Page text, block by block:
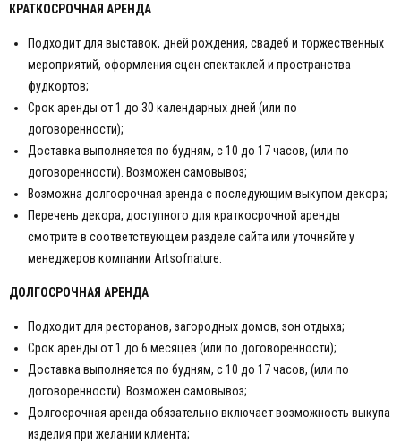
КРАТКОСРОЧНАЯ АРЕНДА
Подходит для выставок, дней рождения, свадеб и торжественных
мероприятий, оформления сцен спектаклей и пространства
фудкортов;
Срок аренды от 1 до 30 календарных дней (или по
договоренности);
Доставка выполняется по будням, с 10 до 17 часов, (или по
договоренности). Возможен самовывоз;
Возможна долгосрочная аренда с последующим выкупом декора;
Перечень декора, доступного для краткосрочной аренды
смотрите в соответствующем разделе сайта или уточняйте у
менеджеров компании Artsofnature.
ДОЛГОСРОЧНАЯ АРЕНДА
Подходит для ресторанов, загородных домов, зон отдыха;
Срок аренды от 1 до 6 месяцев (или по договоренности);
Доставка выполняется по будням, с 10 до 17 часов, (или по
договоренности). Возможен самовывоз;
Долгосрочная аренда обязательно включает возможность выкупа
изделия при желании клиента;